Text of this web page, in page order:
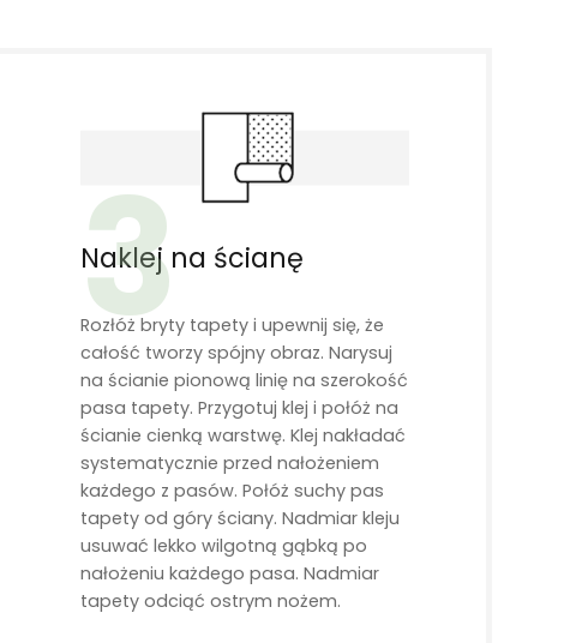
3
Naklej na ścianę
Rozłóż bryty tapety i upewnij się, że
całość tworzy spójny obraz. Narysuj
na ścianie pionową linię na szerokość
pasa tapety. Przygotuj klej i połóż na
ścianie cienką warstwę. Klej nakładać
systematycznie przed nałożeniem
każdego z pasów. Połóż suchy pas
tapety od góry ściany. Nadmiar kleju
usuwać lekko wilgotną gąbką po
nałożeniu każdego pasa. Nadmiar
tapety odciąć ostrym nożem.